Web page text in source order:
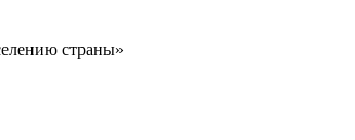
страны»